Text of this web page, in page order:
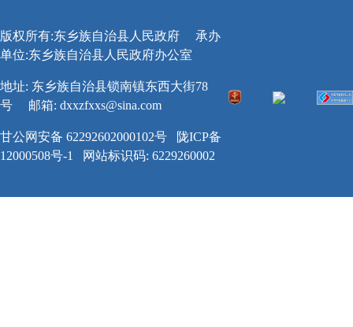
版权所有:东乡族自治县人民政府
承办
单位:东乡族自治县人民政府办公室
地址: 东乡族自治县锁南镇东西大街78
号
邮箱: dxxzfxxs@sina.com
甘公网安备 62292602000102号
陇ICP备
12000508号-1
网站标识码: 6229260002